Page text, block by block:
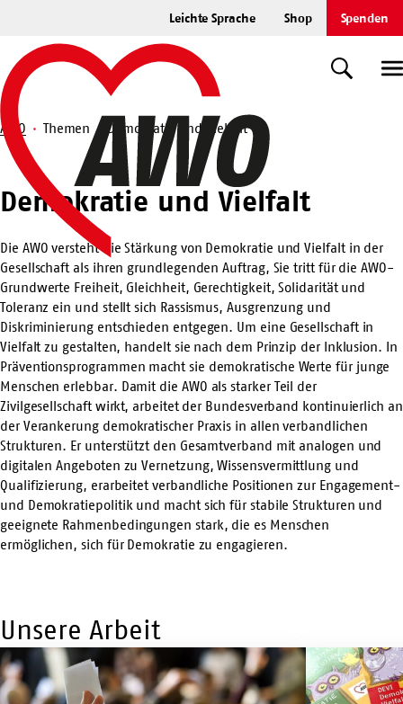
springen
Leichte Sprache Shop Spenden
Startseite
Suche
Suche
AWO Themen Demokratie und Vielfalt
Demokratie
und
Vielfalt
Demokratie und Vielfalt
Die AWO versteht die Stärkung von Demokratie und Vielfalt in der
Gesellschaft als ihren grundlegenden Auftrag, Sie tritt für die AWO-
Grundwerte Freiheit, Gleichheit, Gerechtigkeit, Solidarität und
Toleranz ein und stellt sich Rassismus, Ausgrenzung und
Diskriminierung entschieden entgegen. Um eine Gesellschaft in
Vielfalt zu gestalten, handelt sie nach dem Prinzip der Inklusion. In
Präventionsprogrammen macht sie demokratische Werte für junge
Menschen erlebbar. Damit die AWO als starker Teil der
Zivilgesellschaft wirkt, arbeitet der Bundesverband kontinuierlich an
der Verankerung demokratischer Praxis in allen verbandlichen
Strukturen. Er unterstützt den Gesamtverband mit analogen und
digitalen Angeboten zu Vernetzung, Wissensvermittlung und
Qualifizierung, erarbeitet verbandliche Positionen zur Engagement-
und Demokratiepolitik und macht sich für stabile Strukturen und
geeignete Rahmenbedingungen stark, die es Menschen
ermöglichen, sich für Demokratie zu engagieren.
Unsere Arbeit
Mehr
Infos
K(l)ein
Mehr
Infos
Demokratie